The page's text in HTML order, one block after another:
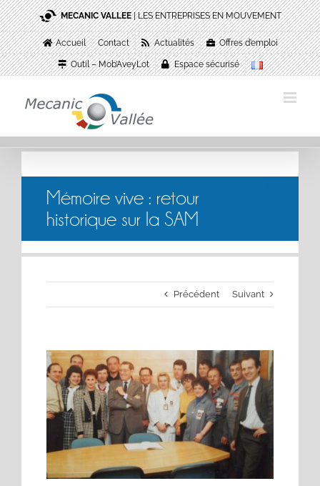
Passer
au
contenu
MECANIC VALLEE| LES ENTREPRISES EN MOUVEMENT
Accueil Contact Actualités Offres d’emploi
Outil – Mob’AveyLot Espace sécurisé
Mémoire vive : retour
historique sur la SAM
Précédent Suivant
Voir
l'image
agrandie